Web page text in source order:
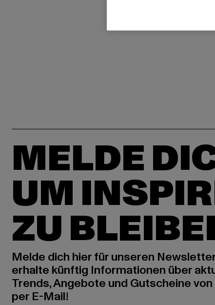
MELDE
UM
ZU
Melde dich hier für unseren
erhalte künftig Informationen über
Trends, Angebote und Gutscheine
per E-Mail!